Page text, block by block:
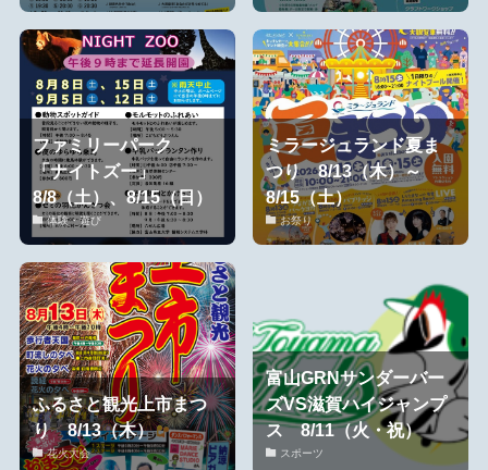
ファミリーパーク
「ナイトズー」
8/8（土）、8/15（日）
体験・遊び
ミラージュランド夏ま
つり 8/13（木）～
8/15（土）
お祭り
ふるさと観光上市まつ
り 8/13（木）
花火大会
富山GRNサンダーバー
ズVS滋賀ハイジャンプ
ス 8/11（火・祝）
スポーツ